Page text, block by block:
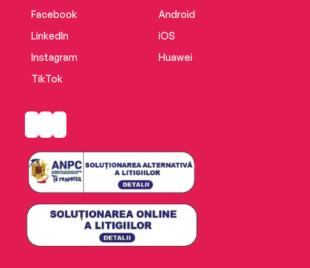
Facebook
LinkedIn
Instagram
TikTok
Android
iOS
Huawei